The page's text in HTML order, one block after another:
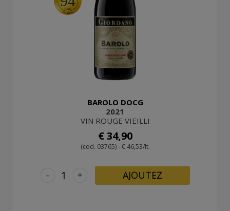
BAROLO DOCG
2021
VIN ROUGE VIEILLI
€ 34,90
(cod. 03765) - € 46,53/lt.
+
- AJOUTEZ